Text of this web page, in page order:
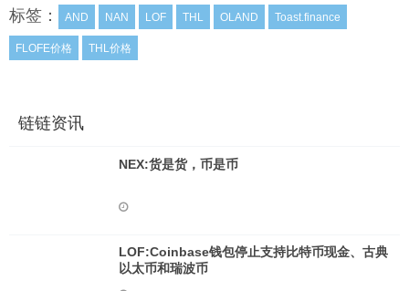
标签： AND NAN LOF THL OLAND Toast.finance
FLOFE价格 THL价格
链链资讯
NEX:货是货，币是币
LOF:Coinbase钱包停止支持比特币现金、古典
以太币和瑞波币